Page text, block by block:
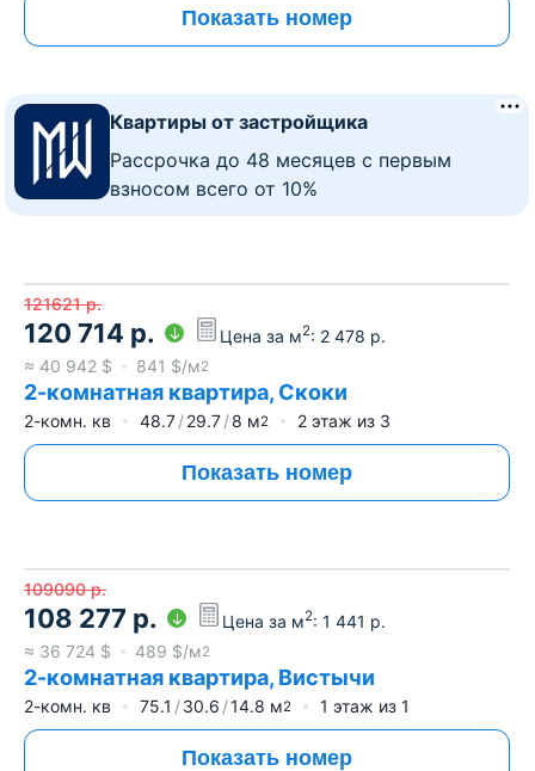
Показать номер
121621 р.
120 714 р. Цена за м2: 2 478 р.
≈ 40 942 $ 841 $/м2
2-комнатная квартира, Скоки
2-комн. кв 48.7 29.7 8 м2 2 этаж из 3
Показать номер
109090 р.
108 277 р. Цена за м2: 1 441 р.
≈ 36 724 $ 489 $/м2
2-комнатная квартира, Вистычи
2-комн. кв 75.1 30.6 14.8 м2 1 этаж из 1
Показать номер
Квартиры от застройщика
Рассрочка до 48 месяцев с первым
взносом всего от 10%